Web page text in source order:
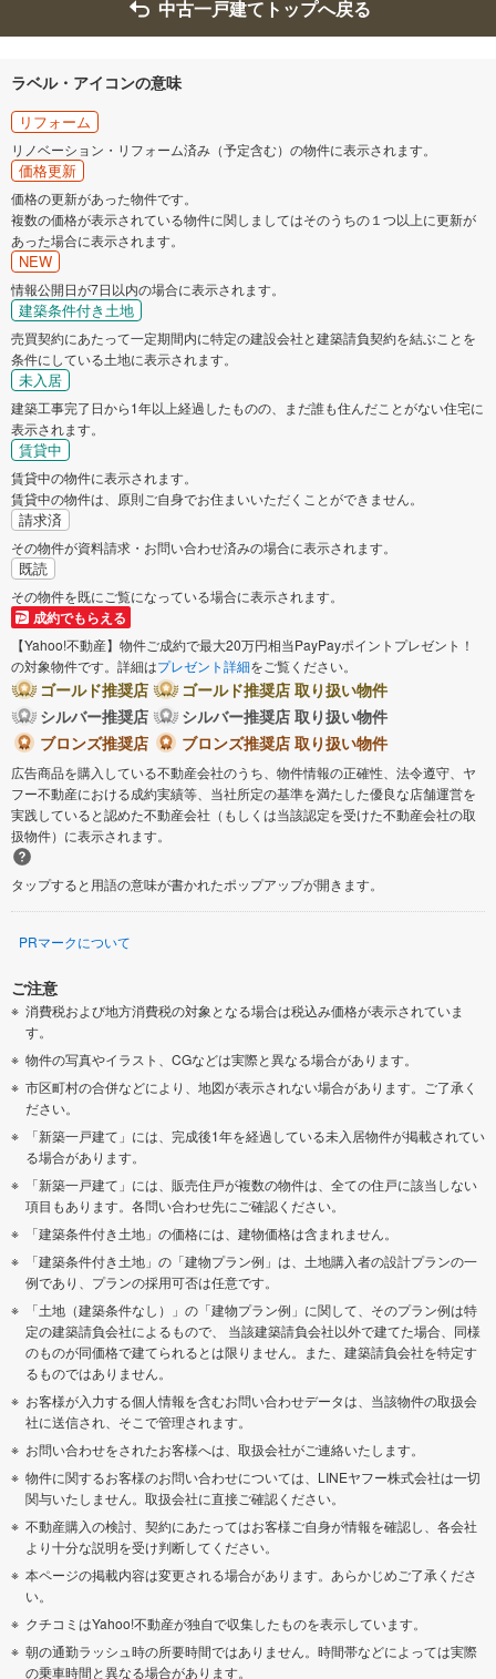
中古一戸建てトップへ戻る
ラベル・アイコンの意味
リフォーム
リノベーション・リフォーム済み（予定含む）の物件に表示されます。
価格更新
価格の更新があった物件です。
複数の価格が表示されている物件に関しましてはそのうちの１つ以上に更新が
あった場合に表示されます。
NEW
情報公開日が7日以内の場合に表示されます。
建築条件付き土地
売買契約にあたって一定期間内に特定の建設会社と建築請負契約を結ぶことを
条件にしている土地に表示されます。
未入居
建築工事完了日から1年以上経過したものの、まだ誰も住んだことがない住宅に
表示されます。
賃貸中
賃貸中の物件に表示されます。
賃貸中の物件は、原則ご自身でお住まいいただくことができません。
請求済
その物件が資料請求・お問い合わせ済みの場合に表示されます。
既読
その物件を既にご覧になっている場合に表示されます。
成約でもらえる
【Yahoo!不動産】物件ご成約で最大20万円相当PayPayポイントプレゼント！
の対象物件です。詳細はプレゼント詳細をご覧ください。
ゴールド推奨店
ゴールド推奨店 取り扱い物件
シルバー推奨店
シルバー推奨店 取り扱い物件
ブロンズ推奨店
ブロンズ推奨店 取り扱い物件
広告商品を購入している不動産会社のうち、物件情報の正確性、法令遵守、ヤ
フー不動産における成約実績等、当社所定の基準を満たした優良な店舗運営を
実践していると認めた不動産会社（もしくは当該認定を受けた不動産会社の取
扱物件）に表示されます。
タップすると用語の意味が書かれたポップアップが開きます。
PRマークについて
ご注意
消費税および地方消費税の対象となる場合は税込み価格が表示されていま
す。
物件の写真やイラスト、CGなどは実際と異なる場合があります。
市区町村の合併などにより、地図が表示されない場合があります。ご了承く
ださい。
「新築一戸建て」には、完成後1年を経過している未入居物件が掲載されてい
る場合があります。
「新築一戸建て」には、販売住戸が複数の物件は、全ての住戸に該当しない
項目もあります。各問い合わせ先にご確認ください。
「建築条件付き土地」の価格には、建物価格は含まれません。
「建築条件付き土地」の「建物プラン例」は、土地購入者の設計プランの一
例であり、プランの採用可否は任意です。
「土地（建築条件なし）」の「建物プラン例」に関して、そのプラン例は特
定の建築請負会社によるもので、 当該建築請負会社以外で建てた場合、同様
のものが同価格で建てられるとは限りません。また、建築請負会社を特定す
るものではありません。
お客様が入力する個人情報を含むお問い合わせデータは、当該物件の取扱会
社に送信され、そこで管理されます。
お問い合わせをされたお客様へは、取扱会社がご連絡いたします。
物件に関するお客様のお問い合わせについては、LINEヤフー株式会社は一切
関与いたしません。取扱会社に直接ご確認ください。
不動産購入の検討、契約にあたってはお客様ご自身が情報を確認し、各会社
より十分な説明を受け判断してください。
本ページの掲載内容は変更される場合があります。あらかじめご了承くださ
い。
クチコミはYahoo!不動産が独自で収集したものを表示しています。
朝の通勤ラッシュ時の所要時間ではありません。時間帯などによっては実際
の乗車時間と異なる場合があります。